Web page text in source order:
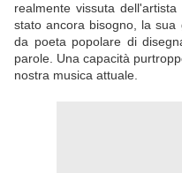
realmente vissuta
stato ancora bisogno, la sua
da poeta popolare di
parole. Una capacità
nostra musica attuale.